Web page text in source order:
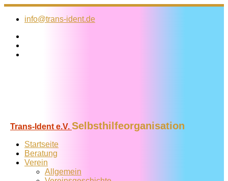
Zum
Inhalt
info@trans-ident.de
Trans-Ident e.V. Selbsthilfeorganisation
Startseite
Beratung
Verein
Allgemein